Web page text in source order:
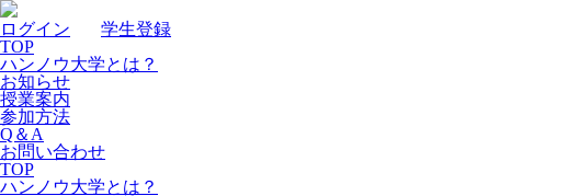
ログイン
学生登録
TOP
ハンノウ大学とは？
お知らせ
授業案内
参加方法
Q＆A
お問い合わせ
TOP
ハンノウ大学とは？